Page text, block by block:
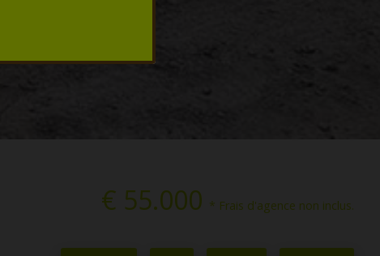
€ 55.000 * Frais d'agence non inclus.